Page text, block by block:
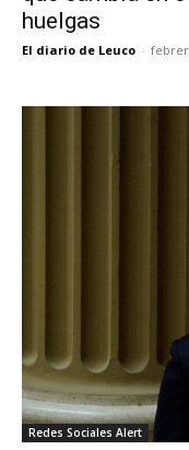
huelgas
El diario de Leuco -
Redes Sociales Alert